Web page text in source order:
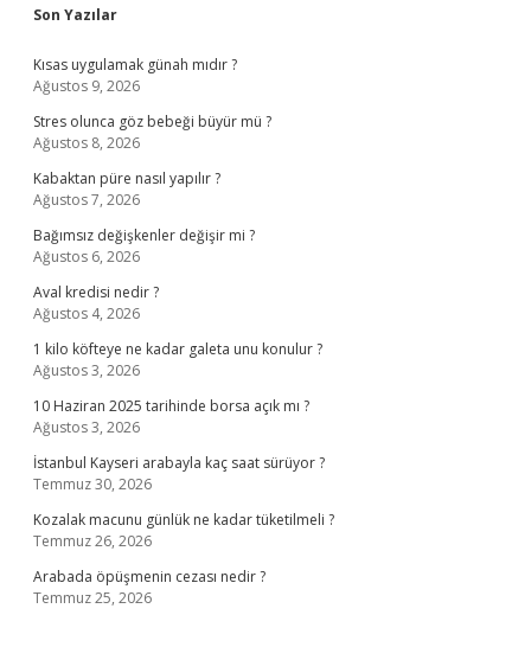
Sidebar
Son Yazılar
Kısas uygulamak günah mıdır ?
Ağustos 9, 2026
Stres olunca göz bebeği büyür mü ?
Ağustos 8, 2026
Kabaktan püre nasıl yapılır ?
Ağustos 7, 2026
Bağımsız değişkenler değişir mi ?
Ağustos 6, 2026
Aval kredisi nedir ?
Ağustos 4, 2026
1 kilo köfteye ne kadar galeta unu konulur ?
Ağustos 3, 2026
10 Haziran 2025 tarihinde borsa açık mı ?
Ağustos 3, 2026
İstanbul Kayseri arabayla kaç saat sürüyor ?
Temmuz 30, 2026
Kozalak macunu günlük ne kadar tüketilmeli ?
Temmuz 26, 2026
Arabada öpüşmenin cezası nedir ?
Temmuz 25, 2026